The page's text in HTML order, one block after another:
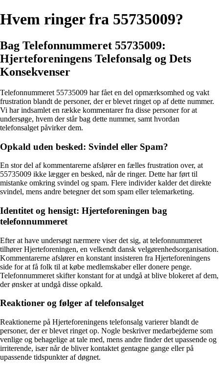
Hvem ringer fra 55735009?
Bag Telefonnummeret 55735009:
Hjerteforeningens Telefonsalg og Dets
Konsekvenser
Telefonnummeret 55735009 har fået en del opmærksomhed og vakt
frustration blandt de personer, der er blevet ringet op af dette nummer.
Vi har indsamlet en række kommentarer fra disse personer for at
undersøge, hvem der står bag dette nummer, samt hvordan
telefonsalget påvirker dem.
Opkald uden besked: Svindel eller Spam?
En stor del af kommentarerne afslører en fælles frustration over, at
55735009 ikke lægger en besked, når de ringer. Dette har ført til
mistanke omkring svindel og spam. Flere individer kalder det direkte
svindel, mens andre betegner det som spam eller telemarketing.
Identitet og hensigt: Hjerteforeningen bag
telefonnummeret
Efter at have undersøgt nærmere viser det sig, at telefonnummeret
tilhører Hjerteforeningen, en velkendt dansk velgørenhedsorganisation.
Kommentarerne afslører en konstant insisteren fra Hjerteforeningens
side for at få folk til at købe medlemskaber eller donere penge.
Telefonnummeret skifter konstant for at undgå at blive blokeret af dem,
der ønsker at undgå disse opkald.
Reaktioner og følger af telefonsalget
Reaktionerne på Hjerteforeningens telefonsalg varierer blandt de
personer, der er blevet ringet op. Nogle beskriver medarbejderne som
venlige og behagelige at tale med, mens andre finder det upassende og
irriterende, især når de bliver kontaktet gentagne gange eller på
upassende tidspunkter af døgnet.